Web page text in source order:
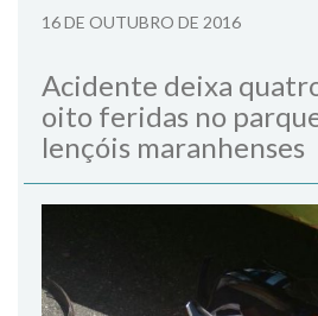
16 DE OUTUBRO DE 2016
Acidente deixa
oito feridas no
lençóis maranhenses